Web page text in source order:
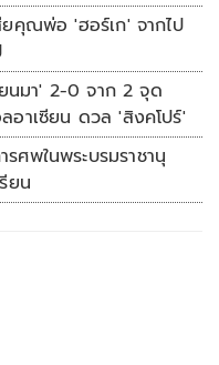
คุณพ่อ 'ฮอร์เก' จากไป
นมา' 2-0 จาก 2 จุด
อาเซียน ดวล 'สิงคโปร์'
ศพในพระบรมราชานุ
ยน